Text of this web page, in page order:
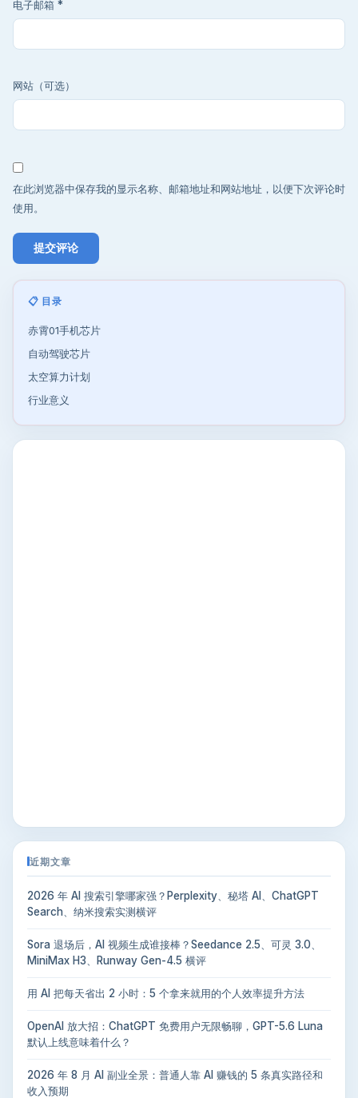
电子邮箱 *
网站（可选）
在此浏览器中保存我的显示名称、邮箱地址和网站地址，以便下次评论时
使用。
📋 目录
赤霄01手机芯片
自动驾驶芯片
太空算力计划
行业意义
近期文章
2026 年 AI 搜索引擎哪家强？Perplexity、秘塔 AI、ChatGPT
Search、纳米搜索实测横评
Sora 退场后，AI 视频生成谁接棒？Seedance 2.5、可灵 3.0、
MiniMax H3、Runway Gen-4.5 横评
用 AI 把每天省出 2 小时：5 个拿来就用的个人效率提升方法
OpenAI 放大招：ChatGPT 免费用户无限畅聊，GPT-5.6 Luna
默认上线意味着什么？
2026 年 8 月 AI 副业全景：普通人靠 AI 赚钱的 5 条真实路径和
收入预期